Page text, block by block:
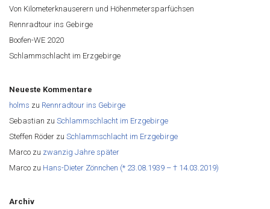
Von Kilometerknauserern und Höhenmetersparfüchsen
Rennradtour ins Gebirge
Boofen-WE 2020
Schlammschlacht im Erzgebirge
Neueste Kommentare
holms zu Rennradtour ins Gebirge
Sebastian zu Schlammschlacht im Erzgebirge
Steffen Röder zu Schlammschlacht im Erzgebirge
Marco zu zwanzig Jahre später
Marco zu Hans-Dieter Zönnchen (* 23.08.1939 – † 14.03.2019)
Archiv